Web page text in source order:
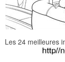
Les 24 meilleures